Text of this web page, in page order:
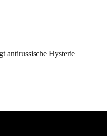
antirussische Hysterie